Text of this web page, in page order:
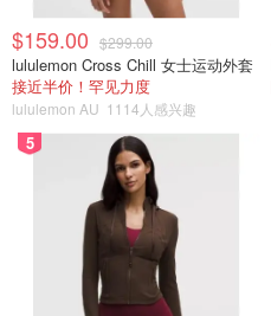
$159.00 $299.00
lululemon Cross Chill 女士运动外套
接近半价！罕见力度
lululemon AU 1114人感兴趣
5